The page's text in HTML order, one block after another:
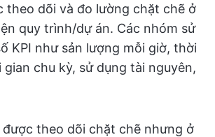
theo dõi và đo lường chặt chẽ ở
quy trình/dự án. Các nhóm sử
KPI như sản lượng mỗi giờ, thời
gian chu kỳ, sử dụng tài nguyên,
được theo dõi chặt chẽ nhưng ở